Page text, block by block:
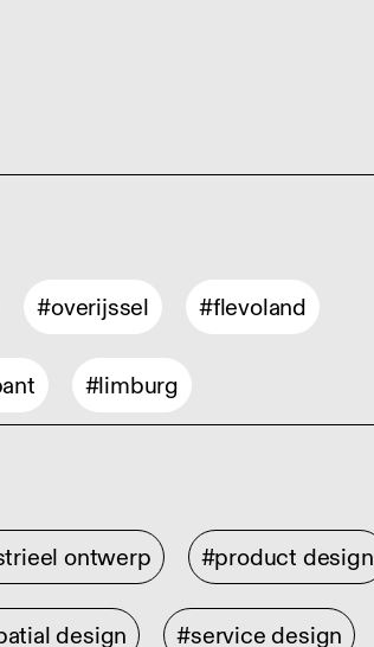
#overijssel #flevoland
#limburg
ontwerp #product design
design #service design